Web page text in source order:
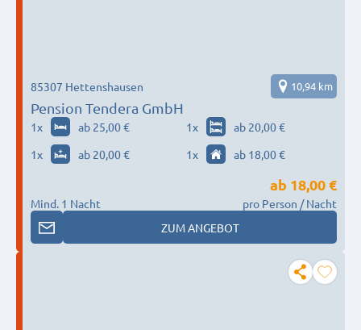
Pension Tendera GmbH
85307 Hettenshausen 10,94 km
1x ab 25,00 € 1x
ab 20,00 €
1x ab 20,00 € 1x ab 18,00 €
Mind. 1 Nacht
ab 18,00 €
pro Person / Nacht
ZUM ANGEBOT